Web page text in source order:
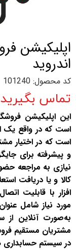
اپلیکیشن
اندروید
کد محصول: 101240
تماس بگیرید
این اپلیکیشن
است که در واقع یک
است که در اختیار
و پیشرفته برای
نیازی به مراجعه
کالا و یا دریافت
افزار با قابلیت
مورد نیاز شامل
به‌صورت آنلاین از
مشتریان مستقیم
در سیستم